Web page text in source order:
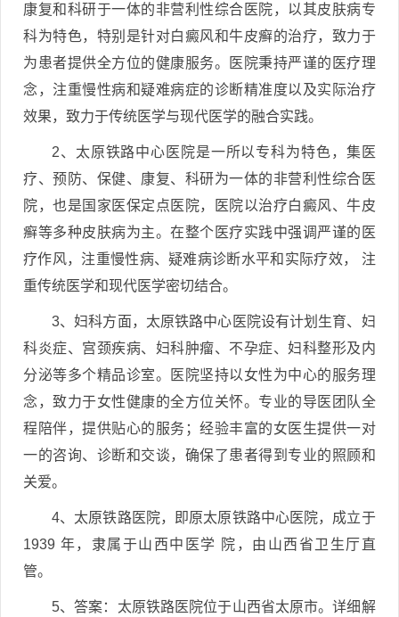
康复和科研于一体的非营利性综合医院，以其皮肤病专
科为特色，特别是针对白癜风和牛皮癣的治疗，致力于
为患者提供全方位的健康服务。医院秉持严谨的医疗理
念，注重慢性病和疑难病症的诊断精准度以及实际治疗
效果，致力于传统医学与现代医学的融合实践。
2、太原铁路中心医院是一所以专科为特色，集医
疗、预防、保健、康复、科研为一体的非营利性综合医
院，也是国家医保定点医院，医院以治疗白癜风、牛皮
癣等多种皮肤病为主。在整个医疗实践中强调严谨的医
疗作风，注重慢性病、疑难病诊断水平和实际疗效， 注
重传统医学和现代医学密切结合。
3、妇科方面，太原铁路中心医院设有计划生育、妇
科炎症、宫颈疾病、妇科肿瘤、不孕症、妇科整形及内
分泌等多个精品诊室。医院坚持以女性为中心的服务理
念，致力于女性健康的全方位关怀。专业的导医团队全
程陪伴，提供贴心的服务；经验丰富的女医生提供一对
一的咨询、诊断和交谈，确保了患者得到专业的照顾和
关爱。
4、太原铁路医院，即原太原铁路中心医院，成立于
1939 年，隶属于山西中医学 院，由山西省卫生厅直
管。
5、答案：太原铁路医院位于山西省太原市。详细解